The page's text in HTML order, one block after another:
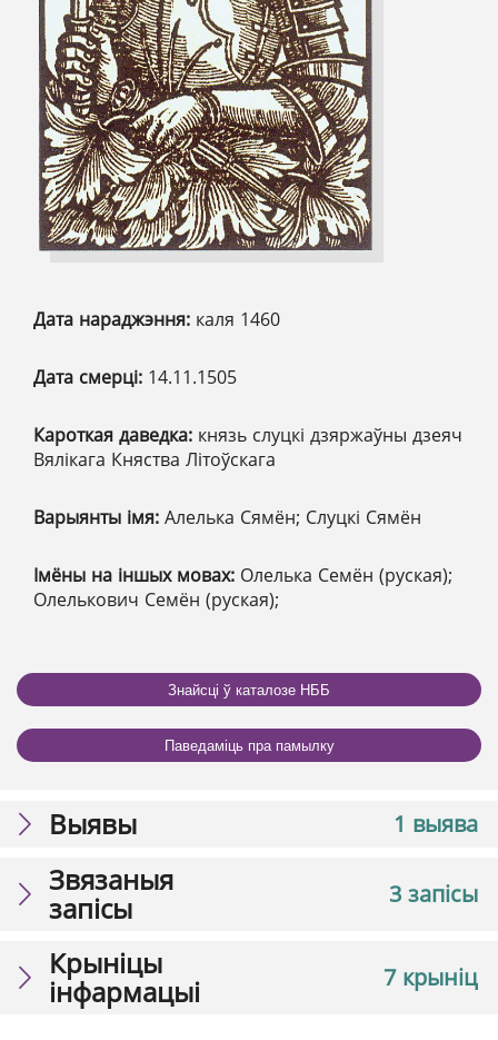
Дата нараджэння: каля 1460
Дата смерці: 14.11.1505
Кароткая даведка: князь слуцкі дзяржаўны дзеяч
Вялікага Княства Літоўскага
Варыянты імя: Алелька Сямён; Слуцкі Сямён
Імёны на іншых мовах: Олелька Семён (руская);
Олелькович Семён (руская);
Знайсці ў каталозе НББ
Паведаміць пра памылку
1 выява
Выявы
3 запісы
Звязаныя
запісы
7 крыніц
Крыніцы
інфармацыі